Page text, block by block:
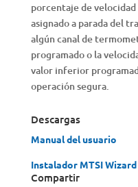
porcentaje de
asignado a parada del
algún canal de
programado o la
valor inferior
operación segura.
Descargas
Manual del usuario
Instalador MTSI Wizard
Compartir